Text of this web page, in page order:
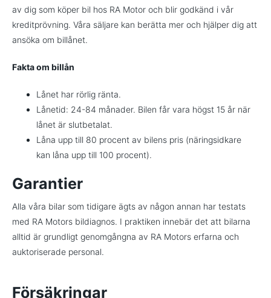
av dig som köper bil hos RA Motor och blir godkänd i vår
kreditprövning. Våra säljare kan berätta mer och hjälper dig att
ansöka om billånet.
Fakta om billån
Lånet har rörlig ränta.
Lånetid: 24-84 månader. Bilen får vara högst 15 år när
lånet är slutbetalat.
Låna upp till 80 procent av bilens pris (näringsidkare
kan låna upp till 100 procent).
Garantier
Alla våra bilar som tidigare ägts av någon annan har testats
med RA Motors bildiagnos. I praktiken innebär det att bilarna
alltid är grundligt genomgångna av RA Motors erfarna och
auktoriserade personal.
Försäkringar